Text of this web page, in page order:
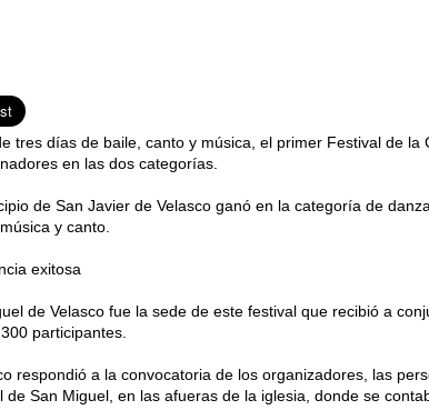
tres días de baile, canto y música, el primer Festival de
en las dos categorías.
de San Javier de Velasco ganó en la categoría de
y canto.
exitosa
de Velasco fue la sede de este festival que recibió a
participantes.
respondió a la convocatoria de los organizadores, las
de San Miguel, en las afueras de la iglesia, donde se